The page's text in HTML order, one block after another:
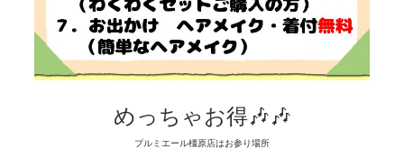
めっちゃお得🎶🎶
プルミエール橿原店はお参り場所